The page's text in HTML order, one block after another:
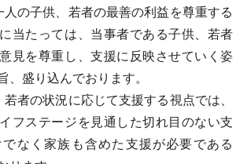
の子供、若者の最善の利益を尊重する
当たっては、当事者である子供、若者
見を尊重し、支援に反映させていく姿
、盛り込んでおります。
者の状況に応じて支援する視点では、
フステージを見通した切れ目のない支
なく家族も含めた支援が必要である